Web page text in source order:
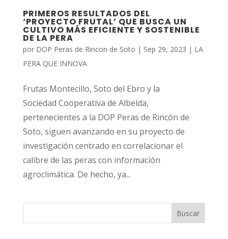
PRIMEROS RESULTADOS DEL
‘PROYECTO FRUTAL’ QUE BUSCA UN
CULTIVO MÁS EFICIENTE Y SOSTENIBLE
DE LA PERA
por DOP Peras de Rincon de Soto | Sep 29, 2023 | LA
PERA QUE INNOVA
Frutas Montecillo, Soto del Ebro y la
Sociedad Cooperativa de Albelda,
pertenecientes a la DOP Peras de Rincón de
Soto, siguen avanzando en su proyecto de
investigación centrado en correlacionar el
calibre de las peras con información
agroclimática. De hecho, ya...
Buscar